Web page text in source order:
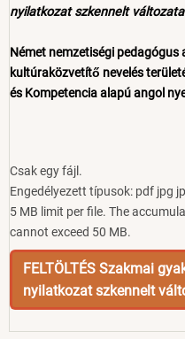
nyilatkozat szkennelt változata
Német nemzetiségi pedagógus
kultúraközvetítő nevelés
és Kompetencia alapú angol
Csak egy fájl.
Engedélyezett típusok: pdf jpg
5 MB limit per file. The
cannot exceed 50 MB.
FELTÖLTÉS Szakmai
nyilatkozat szkennelt